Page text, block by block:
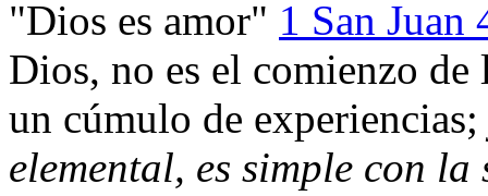
"Dios es amor" 1 San Juan
Dios, no es el comienzo
un cúmulo de experiencias;
elemental, es simple con